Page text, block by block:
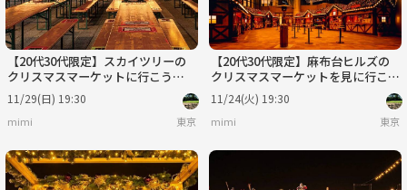
【20代30代限定】スカイツリーの
クリスマスマーケットに行こう🍰
🍰
11/29(日) 19:30
mimi 東京
【20代30代限定】麻布台ヒルズの
クリスマスマーケットを見に行こう
🌻🌻
11/24(火) 19:30
mimi 東京